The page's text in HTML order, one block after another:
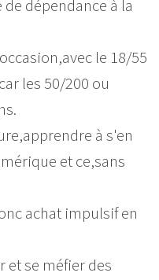
dépendance à la
le 18/55
les 50/200 ou
à s'en
et ce,sans
achat impulsif en
et se méfier des